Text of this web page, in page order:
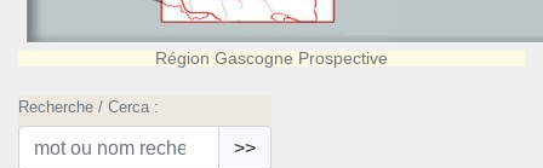
Région Gascogne Prospective
Recherche / Cerca :
>>